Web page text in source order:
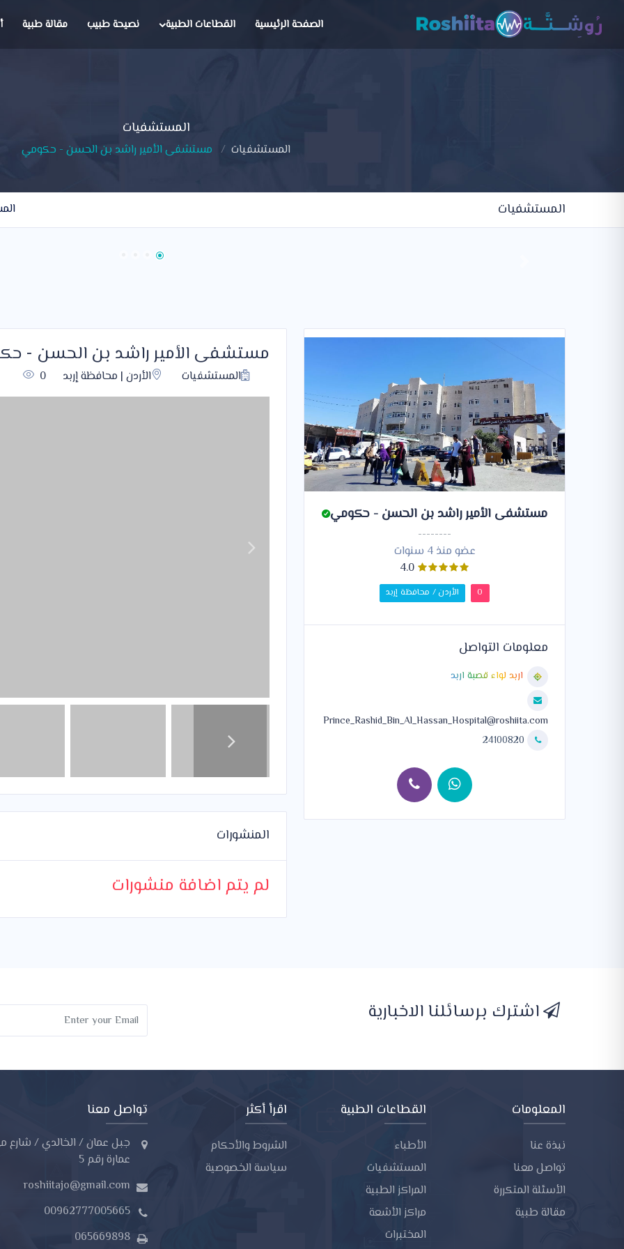
الصفحة الرئيسية القطاعات الطبية نصيحة طبيب مقالة طبية
المستشفيات
المستشفيات مستشفى الأمير راشد بن الحسن - حكومي
المستشفيات
مستشفى الأمير راشد بن الحسن - حكومي
--------
عضو منذ 4 سنوات
0 الأردن / محافظة إربد
معلومات التواصل
اربد لواء قصبة اربد
Prince_Rashid_Bin_Al_Hassan_Hospital@roshiita.com
مستشفى الأمير راشد بن الحسن -
المستشفيات الأردن | محافظة إربد 0
المنشورات
لم يتم اضافة منشورات
اشترك برسائلنا الاخبارية
المعلومات
نبذة عنا
تواصل معنا
الأسئلة المتكررة
مقالة طبية
القطاعات الطبية
الأطباء
المستشفيات
المراكز الطبية
مراكز الأشعة
المختبرات
اقرأ أكثر
الشروط والأحكام
سياسة الخصوصية
تواصل معنا
جبل عمان / الخالدي / شارع
عمارة رقم 5
roshiitajo@gmail.com
00962777005665
065669898